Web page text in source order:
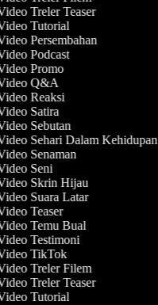
Treler Teaser
Tutorial
Persembahan
Podcast
Promo
Video Q&A
Reaksi
Satira
Sebutan
Video Sehari Dalam Kehidupan
Senaman
Seni
Video Skrin Hijau
Suara Latar
Teaser
Temu Bual
Testimoni
TikTok
Treler Filem
Treler Teaser
Tutorial